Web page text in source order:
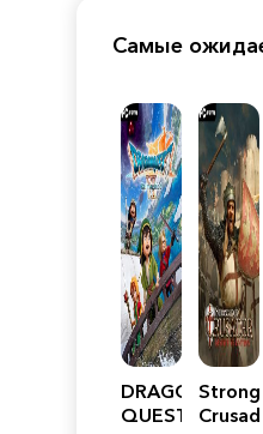
Самые
DRAGON
QUEST